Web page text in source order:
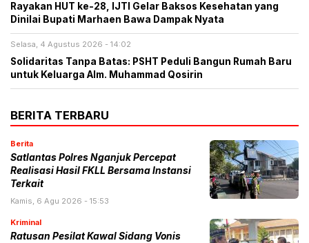
Rayakan HUT ke-28, IJTI Gelar Baksos Kesehatan yang
Dinilai Bupati Marhaen Bawa Dampak Nyata
Selasa, 4 Agustus 2026 - 14:02
Solidaritas Tanpa Batas: PSHT Peduli Bangun Rumah Baru
untuk Keluarga Alm. Muhammad Qosirin
BERITA TERBARU
Berita
Satlantas Polres Nganjuk Percepat
Realisasi Hasil FKLL Bersama Instansi
Terkait
Kamis, 6 Agu 2026 - 15:53
Kriminal
Ratusan Pesilat Kawal Sidang Vonis